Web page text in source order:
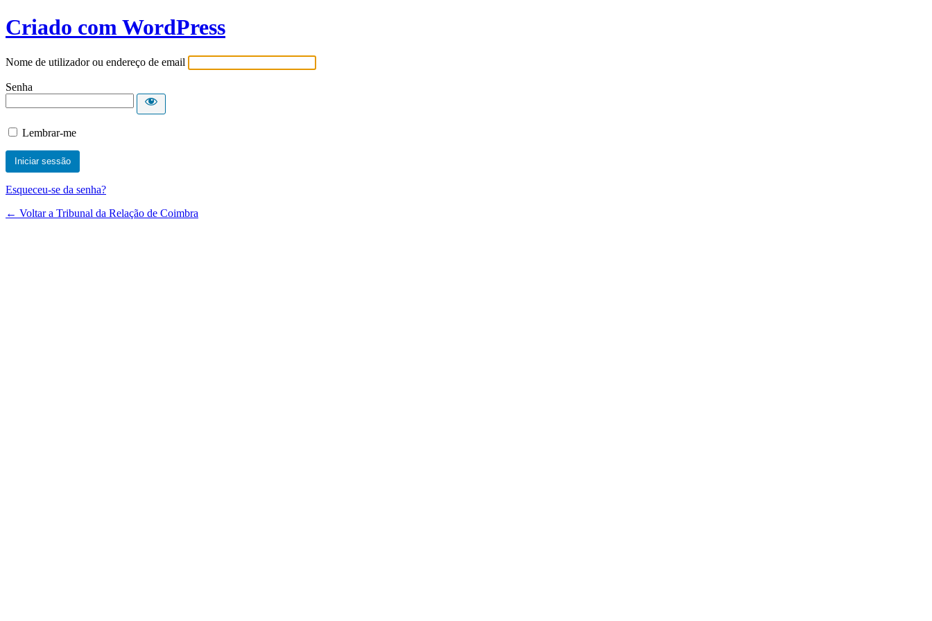
Criado com WordPress
Nome de utilizador ou endereço de email
Senha
Lembrar-me
Esqueceu-se da senha?
← Voltar a Tribunal da Relação de Coimbra